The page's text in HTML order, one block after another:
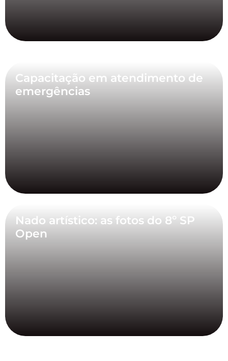
Capacitação em atendimento de
emergências
Nado artístico: as fotos do 8º SP
Open